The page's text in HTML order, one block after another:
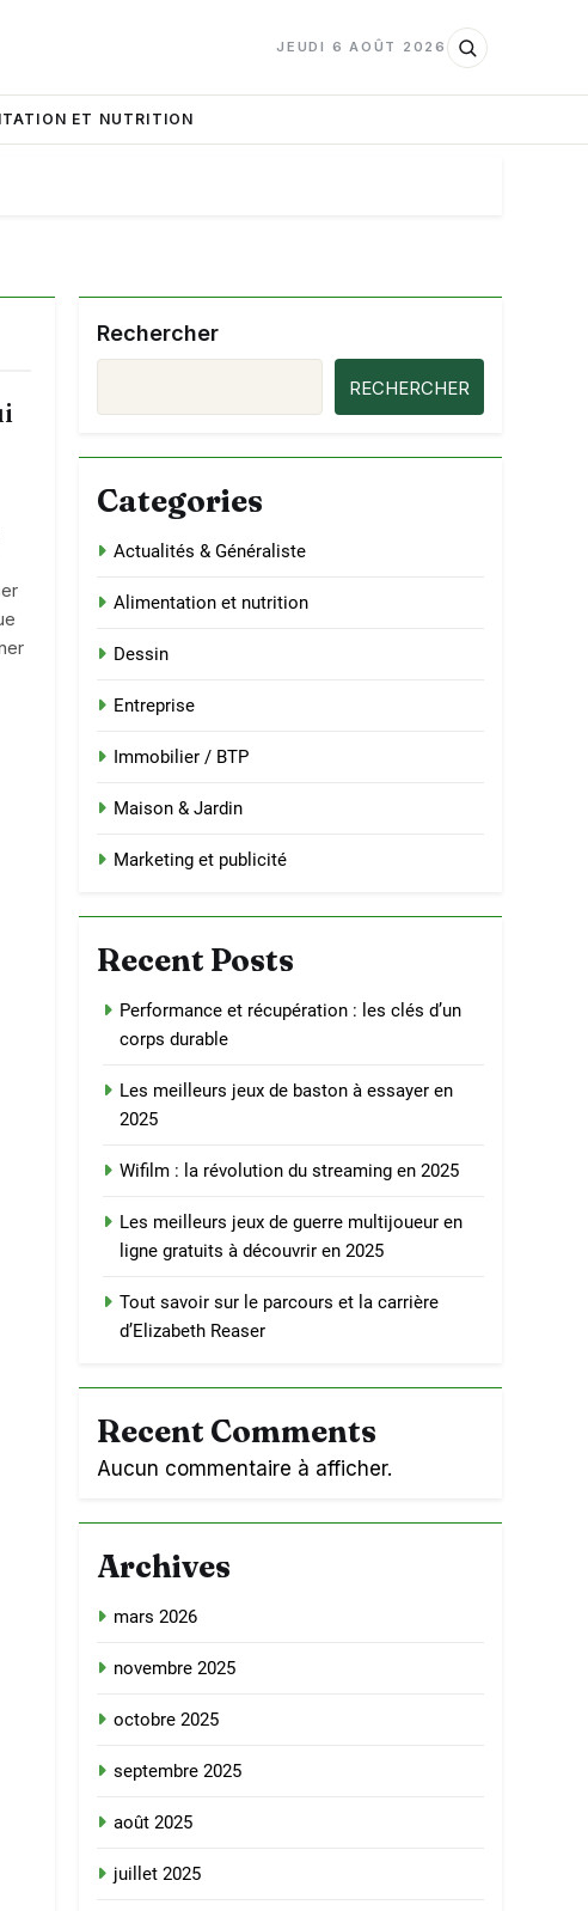
JEUDI 6 AOÛT 2026
ET NUTRITION
Rechercher
RECHERCHER
Categories
Actualités & Généraliste
Alimentation et nutrition
Dessin
Entreprise
Immobilier / BTP
Maison & Jardin
Marketing et publicité
Recent Posts
Performance et récupération : les clés d’un
corps durable
Les meilleurs jeux de baston à essayer en
2025
Wifilm : la révolution du streaming en 2025
Les meilleurs jeux de guerre multijoueur en
ligne gratuits à découvrir en 2025
Tout savoir sur le parcours et la carrière
d’Elizabeth Reaser
Recent Comments
Aucun commentaire à afficher.
Archives
mars 2026
novembre 2025
octobre 2025
septembre 2025
août 2025
juillet 2025